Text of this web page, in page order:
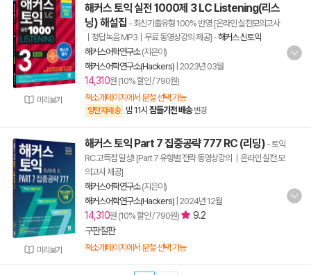
미리보기
해커스 토익 실전 1000제 3 LC Listening(리스
닝) 해설집 - 최신기출유형 100% 반영 [온라인 실전모의고사
ㅣ정답녹음 MP3ㅣ무료 동영상강의 제공] -해커스 신토익
해커스어학연구소(지은이)
해커스어학연구소(Hackers) 2023년 03월
14,310원 (10% 할인 / 790원)
책소개페이지에서 분철 선택 가능
양탄자배송 밤 11시 잠들기전 배송 변경
미리보기
해커스 토익 Part 7 집중공략 777 RC (리딩) - 토익
RC 고득점 달성! [Part 7 유형별 전략 동영상강의 ㅣ온라인 실전 모
의고사 제공]
해커스어학연구소(지은이)
해커스어학연구소(Hackers) 2024년 12월
14,310원 (10% 할인 / 790원)
9.2
구판절판
책소개페이지에서 분철 선택 가능